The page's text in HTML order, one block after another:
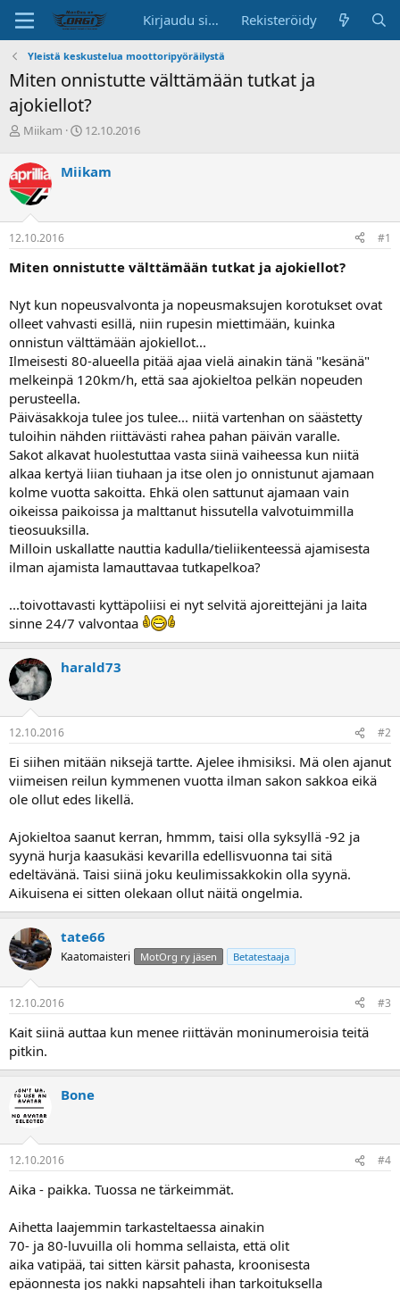
Kirjaudu sisään Rekisteröidy
Yleistä keskustelua moottoripyöräilystä
Miten onnistutte välttämään tutkat ja
ajokiellot?
K
s
k
u
s
t
e
u
a
l
o
t
t
a
j
a
Miikam
A
i
s
i
ä
12.10.2016
Miikam
12.10.2016 #1
Miten onnistutte välttämään tutkat ja ajokiellot?
Nyt kun nopeusvalvonta ja nopeusmaksujen korotukset ovat
olleet vahvasti esillä, niin rupesin miettimään, kuinka
onnistun välttämään ajokiellot...
Ilmeisesti 80-alueella pitää ajaa vielä ainakin tänä "kesänä"
melkeinpä 120km/h, että saa ajokieltoa pelkän nopeuden
perusteella.
Päiväsakkoja tulee jos tulee... niitä vartenhan on säästetty
tuloihin nähden riittävästi rahea pahan päivän varalle.
Sakot alkavat huolestuttaa vasta siinä vaiheessa kun niitä
alkaa kertyä liian tiuhaan ja itse olen jo onnistunut ajamaan
kolme vuotta sakoitta. Ehkä olen sattunut ajamaan vain
oikeissa paikoissa ja malttanut hissutella valvotuimmilla
tieosuuksilla.
Milloin uskallatte nauttia kadulla/tieliikenteessä ajamisesta
ilman ajamista lamauttavaa tutkapelkoa?
...toivottavasti kyttäpoliisi ei nyt selvitä ajoreittejäni ja laita
sinne 24/7 valvontaa
harald73
12.10.2016 #2
Ei siihen mitään niksejä tartte. Ajelee ihmisiksi. Mä olen ajanut
viimeisen reilun kymmenen vuotta ilman sakon sakkoa eikä
ole ollut edes likellä.
Ajokieltoa saanut kerran, hmmm, taisi olla syksyllä -92 ja
syynä hurja kaasukäsi kevarilla edellisvuonna tai sitä
edeltävänä. Taisi siinä joku keulimissakkokin olla syynä.
Aikuisena ei sitten olekaan ollut näitä ongelmia.
tate66
Kaatomaisteri MotOrg ry jäsen Betatestaaja
12.10.2016 #3
Kait siinä auttaa kun menee riittävän moninumeroisia teitä
pitkin.
Bone
12.10.2016 #4
Aika - paikka. Tuossa ne tärkeimmät.
Aihetta laajemmin tarkasteltaessa ainakin
70- ja 80-luvuilla oli homma sellaista, että olit
aika vatipää, tai sitten kärsit pahasta, kroonisesta
epäonnesta jos nakki napsahteli ihan tarkoituksella